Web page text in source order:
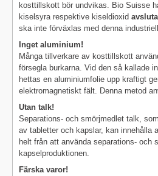
kosttillskott bör undvikas. Bio Suisse
kiselsyra respektive kiseldioxid
ska inte förväxlas med denna
Inget aluminium!
Många tillverkare av kosttillskott
försegla burkarna. Vid den så kallade
hettas en aluminiumfolie upp kraftigt
elektromagnetiskt fält. Denna metod
Utan talk!
Separations- och smörjmedlet talk,
av tabletter och kapslar, kan innehålla
helt från att använda separations- och
kapselproduktionen.
Färska varor!